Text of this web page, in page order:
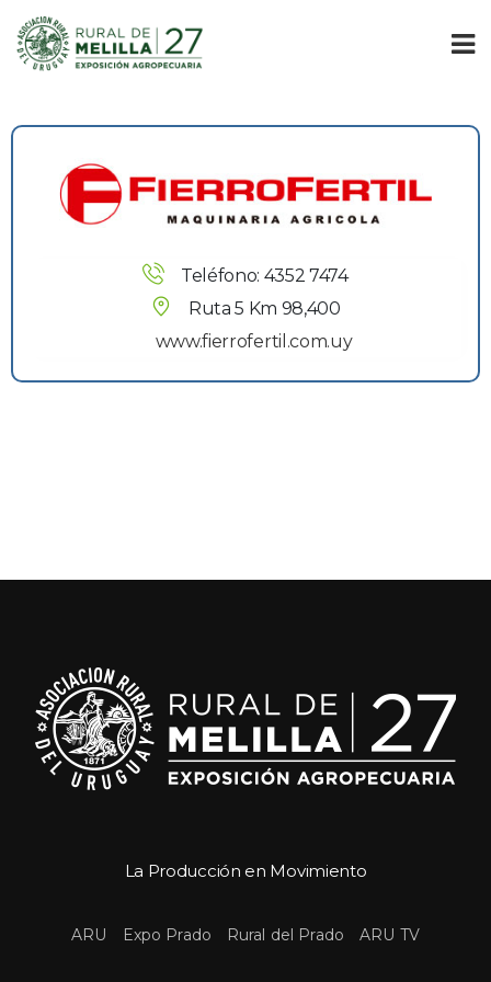
Teléfono: 4352 7474
Ruta 5 Km 98,400
www.fierrofertil.com.uy
La Producción en Movimiento
ARU Expo Prado Rural del Prado ARU TV